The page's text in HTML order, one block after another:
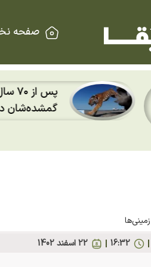
صفحه
پس از ۷۰ سال؛ ببرها
گمشده‌شان در قزاقستان
زمینی‌ها
22 اسفند 1402 16:32